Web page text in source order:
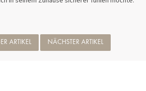
ARTIKEL NÄCHSTER ARTIKEL